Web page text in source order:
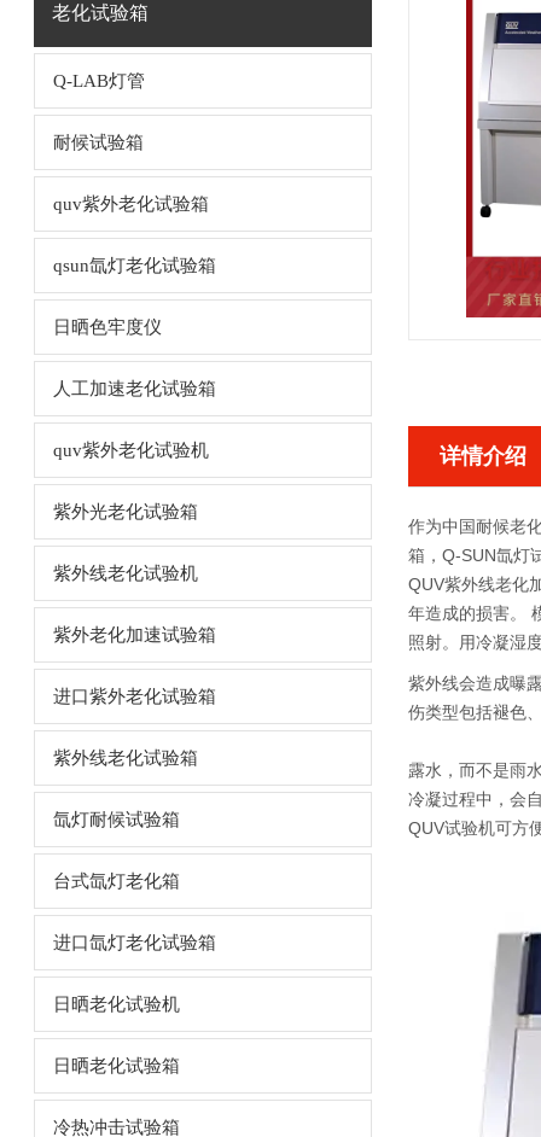
老化试验箱
Q-LAB灯管
耐候试验箱
quv紫外老化试验箱
qsun氙灯老化试验箱
日晒色牢度仪
人工加速老化试验箱
quv紫外老化试验机
紫外光老化试验箱
紫外线老化试验机
紫外老化加速试验箱
进口紫外老化试验箱
紫外线老化试验箱
氙灯耐候试验箱
台式氙灯老化箱
进口氙灯老化试验箱
日晒老化试验机
日晒老化试验箱
冷热冲击试验箱
详情介绍
作为中国耐候老
箱，Q-SUN氙灯
QUV紫外线老化
年造成的损害。
照射。用冷凝湿
紫外线会造成曝
伤类型包括褪色
露水，而不是雨
冷凝过程中，会
QUV试验机可方